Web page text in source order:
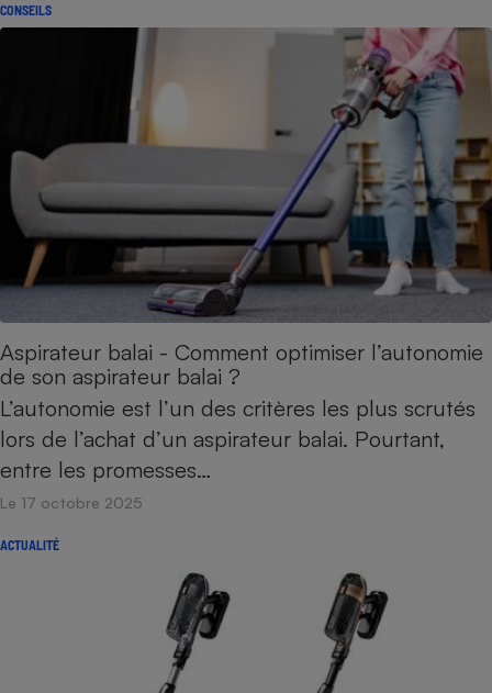
CONSEILS
Aspirateur balai - Comment optimiser l’autonomie
de son aspirateur balai ?
L’autonomie est l’un des critères les plus scrutés
lors de l’achat d’un aspirateur balai. Pourtant,
entre les promesses…
Le 17 octobre 2025
ACTUALITÉ